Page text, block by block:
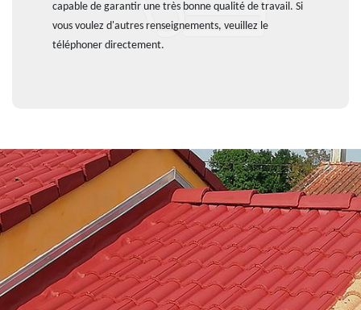
capable de garantir une très bonne qualité de travail. Si
vous voulez d'autres renseignements, veuillez le
téléphoner directement.